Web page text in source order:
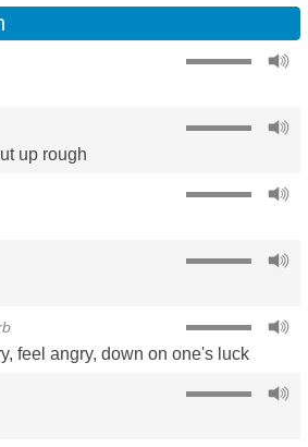
up rough
, feel angry, down on one's luck